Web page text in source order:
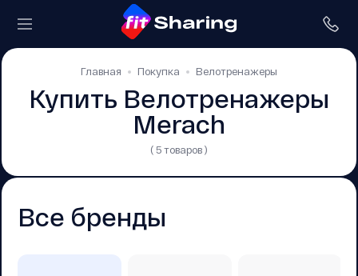
Главная Покупка Велотренажеры
Купить Велотренажеры
Merach
( 5 товаров )
Все бренды